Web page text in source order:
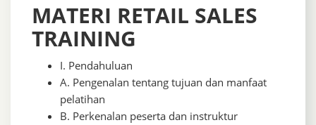
MATERI RETAIL SALES
TRAINING
I. Pendahuluan
A. Pengenalan tentang tujuan dan manfaat
pelatihan
B. Perkenalan peserta dan instruktur